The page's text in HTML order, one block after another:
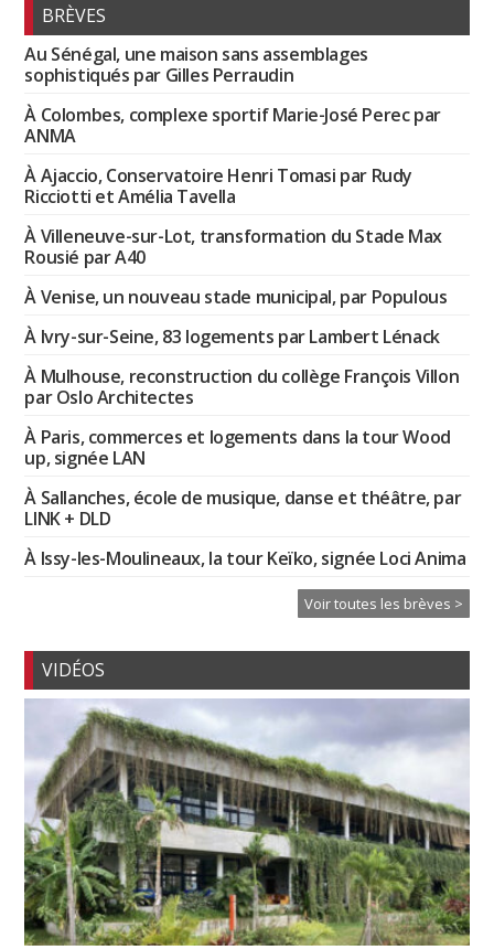
BRÈVES
Au Sénégal, une maison sans assemblages
sophistiqués par Gilles Perraudin
À Colombes, complexe sportif Marie-José Perec par
ANMA
À Ajaccio, Conservatoire Henri Tomasi par Rudy
Ricciotti et Amélia Tavella
À Villeneuve-sur-Lot, transformation du Stade Max
Rousié par A40
À Venise, un nouveau stade municipal, par Populous
À Ivry-sur-Seine, 83 logements par Lambert Lénack
À Mulhouse, reconstruction du collège François Villon
par Oslo Architectes
À Paris, commerces et logements dans la tour Wood
up, signée LAN
À Sallanches, école de musique, danse et théâtre, par
LINK + DLD
À Issy-les-Moulineaux, la tour Keïko, signée Loci Anima
Voir toutes les brèves >
VIDÉOS